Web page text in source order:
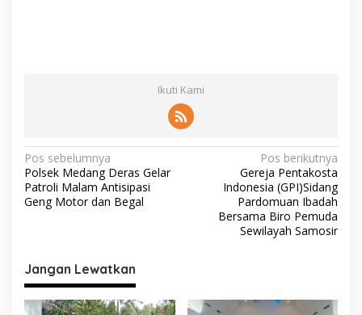
Ikuti Kami
N
a
v
a
s
Pos sebelumnya
Polsek Medang Deras Gelar
Patroli Malam Antisipasi
Geng Motor dan Begal
Pos berikutnya
Gereja Pentakosta
Indonesia (GPI)Sidang
Pardomuan Ibadah
Bersama Biro Pemuda
Sewilayah Samosir
Jangan Lewatkan